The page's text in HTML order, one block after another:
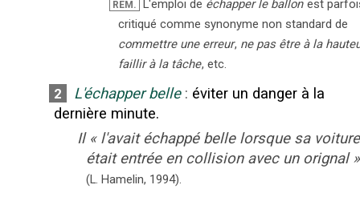
REM. L'emploi de échapper le ballon est
critiqué comme synonyme non standard de
commettre une erreur, ne pas être à la
faillir à la tâche, etc.
2 L'échapper belle : éviter un danger à la
dernière minute.
Il « l'avait échappé belle lorsque sa voiture
était entrée en collision avec un orignal »
(L. Hamelin, 1994).